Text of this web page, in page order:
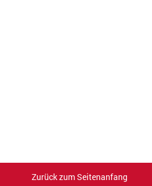
Zurück zum Seitenanfang